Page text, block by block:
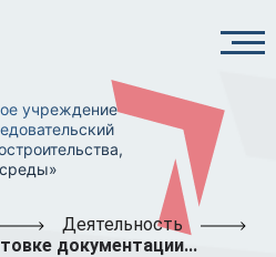
учреждение
Деятельность
документации...